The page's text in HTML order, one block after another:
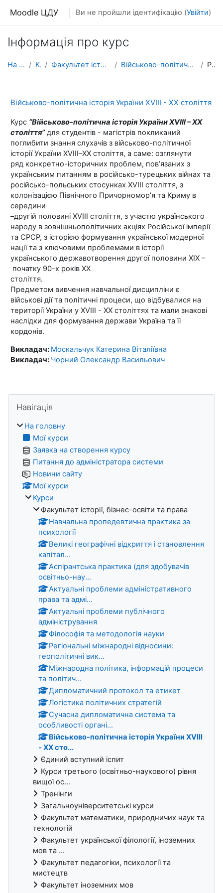
Moodle ЦДУ Ви не пройшли ідентифікацію (Увійти)
Інформація про курс
На головну Курси Факультет історії, бізнес-освіти та права Військово-політична історія України XVIII - XX сто... Резюме
Військово-політична історія України XVIII - XX століття
Курс “Військово-політична історія України ХVІІІ – ХХ
століття”для студентів - магістрів покликаний
поглибити знання слухачів з військово-політичної
історії України ХVIІІ–ХХ століття, а саме: озглянути
ряд конкретно-історичних проблем, пов’язаних з
українським питанням в російсько-турецьких війнах та
російсько-польських стосунках ХVІІІ століття, з
колонізацією Північного Причорномор’я та Криму в
середини
–другій половині ХVІІІ століття, з участю українського
народу в зовнішньополітичних акціях Російської імперії
та СРСР, з історією формування української модерної
нації та з ключовими проблемами в історії
українського державотворення другої половини ХІХ –
початку 90-х років ХХ
століття.
Предметом вивчення навчальної дисципліни є
військові дії та політичні процеси, що відбувалися на
території України у XVIII - XX століттях та мали знакові
наслідки для формування держави Україна та її
кордонів.
Викладач: Москальчук Катерина Віталіївна
Викладач: Чорний Олександр Васильович
Блоки
Навігація
На головну
Мої курси
Заявка на створення курсу
Питання до адміністратора системи
Новини сайту
Мої курси
Курси
Факультет історії, бізнес-освіти та права
Навчальна пропедевтична практика за
психології
Великі географічні відкриття і становлення
капітал...
Аспірантська практика (для здобувачів
освітньо-нау...
Актуальні проблеми адміністративного
права та адмі...
Актуальні проблеми публічного
адміністрування
Філософія та методологія науки
Регіональні міжнародні відносини:
геополітичні вик...
Міжнародна політика, інформацій процеси
та політич...
Дипломатичний протокол та етикет
Логістика політичних стратегій
Сучасна дипломатична система та
особливості органі...
Військово-політична історія України XVIII
- XX сто...
Єдиний вступний іспит
Курси третього (освітньо-наукового) рівня
вищої ос...
Тренінги
Загальноуніверситетські курси
Факультет математики, природничих наук та
технологій
Факультет української філології, іноземних
мов та ...
Факультет педагогіки, психології та
мистецтв
Факультет іноземних мов